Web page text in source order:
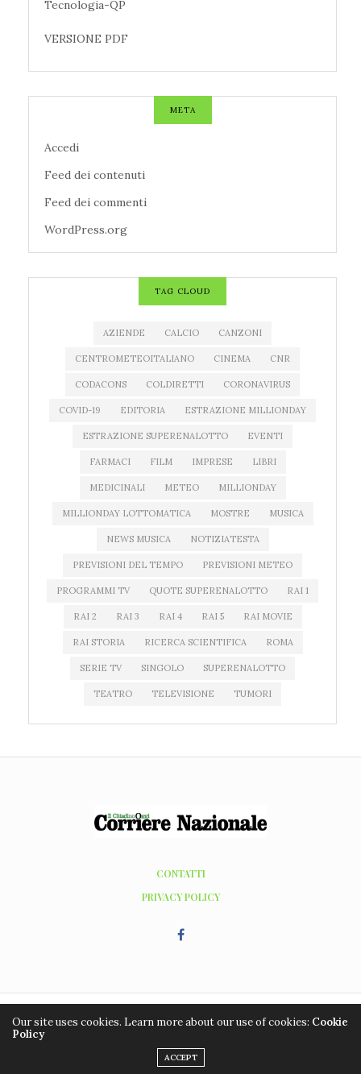
Tecnologia-QP
VERSIONE PDF
META
Accedi
Feed dei contenuti
Feed dei commenti
WordPress.org
TAG CLOUD
AZIENDE CALCIO CANZONI
CENTROMETEOITALIANO CINEMA CNR
CODACONS COLDIRETTI CORONAVIRUS
COVID-19 EDITORIA ESTRAZIONE MILLIONDAY
ESTRAZIONE SUPERENALOTTO EVENTI
FARMACI FILM IMPRESE LIBRI
MEDICINALI METEO MILLIONDAY
MILLIONDAY LOTTOMATICA MOSTRE MUSICA
NEWS MUSICA NOTIZIATESTA
PREVISIONI DEL TEMPO PREVISIONI METEO
PROGRAMMI TV QUOTE SUPERENALOTTO RAI 1
RAI 2 RAI 3 RAI 4 RAI 5 RAI MOVIE
RAI STORIA RICERCA SCIENTIFICA ROMA
SERIE TV SINGOLO SUPERENALOTTO
TEATRO TELEVISIONE TUMORI
CONTATTI
PRIVACY POLICY
Copyright ©2016 - 2026, Editrice Grafic Coop. Tutti i diritti riservati. Hosting
Our site uses cookies. Learn more about our use of cookies: Cookie
Policy
ACCEPT